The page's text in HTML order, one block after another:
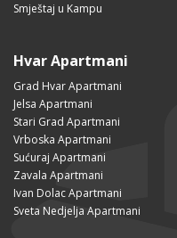
Smještaj u Kampu
Hvar Apartmani
Grad Hvar Apartmani
Jelsa Apartmani
Stari Grad Apartmani
Vrboska Apartmani
Sućuraj Apartmani
Zavala Apartmani
Ivan Dolac Apartmani
Sveta Nedjelja Apartmani